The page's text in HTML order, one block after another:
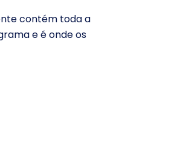
contém toda a
e é onde os